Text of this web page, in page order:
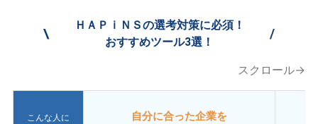
\
ＨＡＰｉＮＳの選考対策に必須！
おすすめツール3選！
/
スクロール→
こんな人に
自分に合った企業を